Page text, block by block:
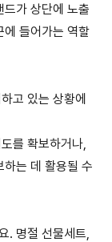
드가 상단에 노출
에 들어가는 역할
고 있는 상황에
를 확보하거나
하는 데 활용될 수
. 명절 선물세트